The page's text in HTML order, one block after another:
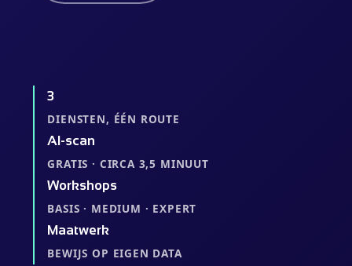
3
DIENSTEN, ÉÉN ROUTE
AI-scan
GRATIS · CIRCA 3,5 MINUUT
Workshops
BASIS · MEDIUM · EXPERT
Maatwerk
BEWIJS OP EIGEN DATA